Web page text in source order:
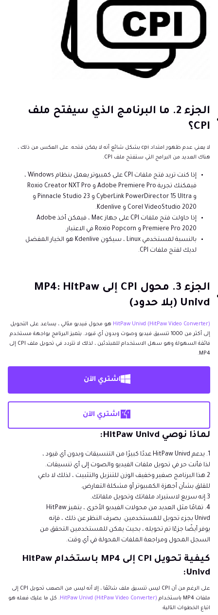
الجزء 2. ما البرنامج الذي سيفتح ملف
CPI؟
لا يعني عدم ظهور امتداد cpi بشكل شائع أنه لا يمكن فتحه. على العكس من ذلك ،
هناك العديد من البرامج التي ستفتح ملف CPI.
إذا كنت تريد فتح ملفات CPI على كمبيوتر يعمل بنظام Windows ،
فيمكنك تجربة Adobe Premiere Pro و Roxio Creator NXT Pro
و CyberLink PowerDirector 15 Ultra و Pinnacle Studio 23 و
Corel VideoStudio 2020 و Kdenlive.
إذا حاولت فتح ملفات CPI على جهاز Mac ، فيمكن أخذ Adobe
Premiere Pro 2020 و Roxio Popcorn في الاعتبار.
بالنسبة لمستخدمي Linux ، سيكون Kdenlive هو الخيار المفضل
لديك لفتح ملفات CPI.
الجزء 3. محول CPI إلى MP4: HitPaw
Univd (بلا حدود)
HitPaw Univd (HitPaw Video Converter) هو محول فيديو مثالي ، يساعد على التحويل
إلى أكثر من 1000 تنسيق فيديو وصوت وبدون أي قيود. يتميز البرنامج بواجهة مستخدم
فائقة السهولة وهو سهل الاستخدام للمبتدئين ، لذلك لا تتردد في تحويل ملف CPI إلى
MP4.
اشتري الآن
اشتري الآن
لماذا نوصي HitPaw Univd:
1.
يدعم HitPaw Univd عددًا كبيرًا من التنسيقات وبدون أي قيود ،
لذا فأنت حر في تحويل ملفات الفيديو والصوت إلى أي تنسيقات.
2. هذا البرنامج صغير وخفيف الوزن للتنزيل والتثبيت ، لذلك لا داعي
للقلق بشأن أجهزة الكمبيوتر أو مشكلة التعارض.
3. إنه سريع لاستيراد ملفاتك وتحويل ملفاتك.
4.
تمامًا مثل العديد من محولات الفيديو الأخرى ، يتميز HitPaw
Univd بجزء تحويل للمستخدمين. بصرف النظر عن ذلك ، فإنه
يوفر أيضًا جزءًا تم تحويله ، بحيث يمكن للمستخدمين التحقق من
السجل المحول ومراجعة الملفات المحولة في أي وقت.
كيفية تحويل CPI إلى MP4 باستخدام HitPaw
Univd:
على الرغم من أن CPI ليس تنسيق ملف شائعًا ، إلا أنه ليس من الصعب تحويل CPI إلى
ملفات MP4 باستخدام
HitPaw Univd (HitPaw Video Converter). كل ما عليك فعله هو
اتباع الخطوات التالية: